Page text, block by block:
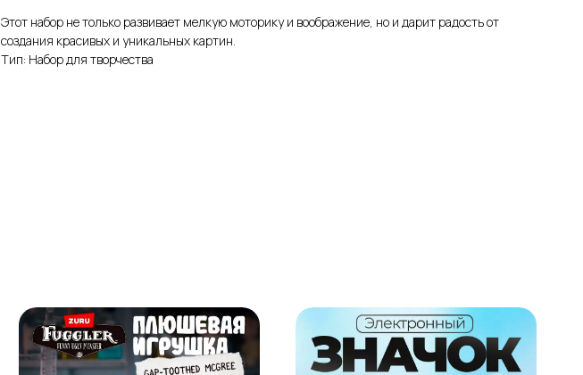
Этот набор не только развивает мелкую моторику и воображение, но и дарит радость от
создания красивых и уникальных картин.
Тип: Набор для творчества